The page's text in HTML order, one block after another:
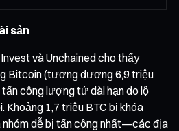
sản
và Unchained cho thấy
Bitcoin (tương đương 6,9 triệu
công lượng tử dài hạn do lộ
Khoảng 1,7 triệu BTC bị khóa
dễ bị tấn công nhất—các địa